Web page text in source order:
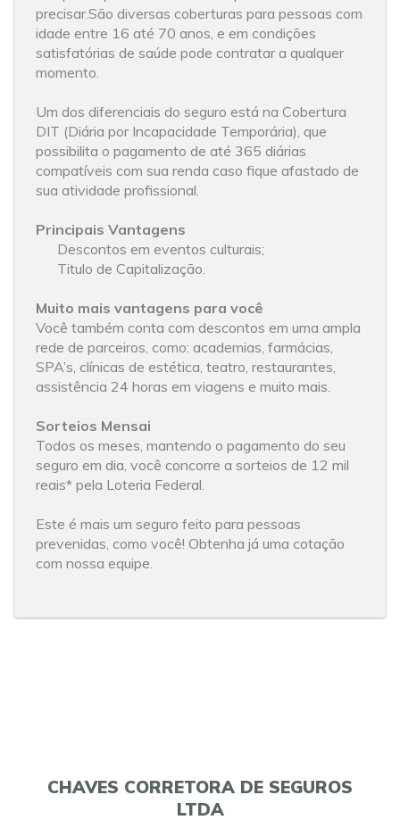
precisar.São diversas coberturas para pessoas com
idade entre 16 até 70 anos, e em condições
satisfatórias de saúde pode contratar a qualquer
momento.
Um dos diferenciais do seguro está na Cobertura
DIT (Diária por Incapacidade Temporária), que
possibilita o pagamento de até 365 diárias
compatíveis com sua renda caso fique afastado de
sua atividade profissional.
Principais Vantagens
Descontos em eventos culturais;
Titulo de Capitalização.
Muito mais vantagens para você
Você também conta com descontos em uma ampla
rede de parceiros, como: academias, farmácias,
SPA’s, clínicas de estética, teatro, restaurantes,
assistência 24 horas em viagens e muito mais.
Sorteios Mensai
Todos os meses, mantendo o pagamento do seu
seguro em dia, você concorre a sorteios de 12 mil
reais* pela Loteria Federal.
Este é mais um seguro feito para pessoas
prevenidas, como você! Obtenha já uma cotação
com nossa equipe.
CHAVES CORRETORA DE SEGUROS
LTDA